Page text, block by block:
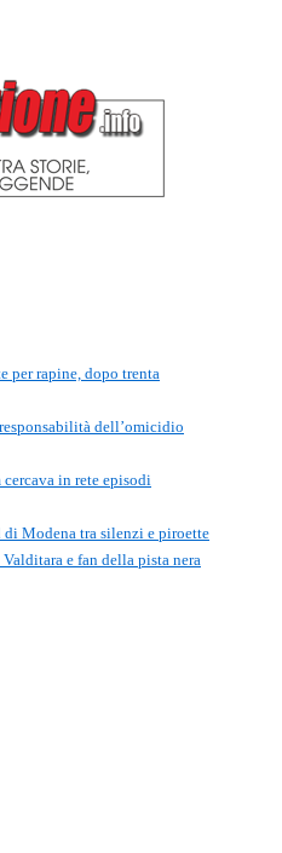
per rapine, dopo trenta
dell’omicidio
in rete episodi
Modena tra silenzi e piroette
e fan della pista nera